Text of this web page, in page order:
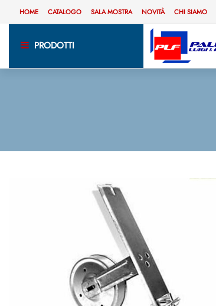
HOME CATALOGO SALA MOSTRA NOVITÀ CHI SIAMO
PRODOTTI